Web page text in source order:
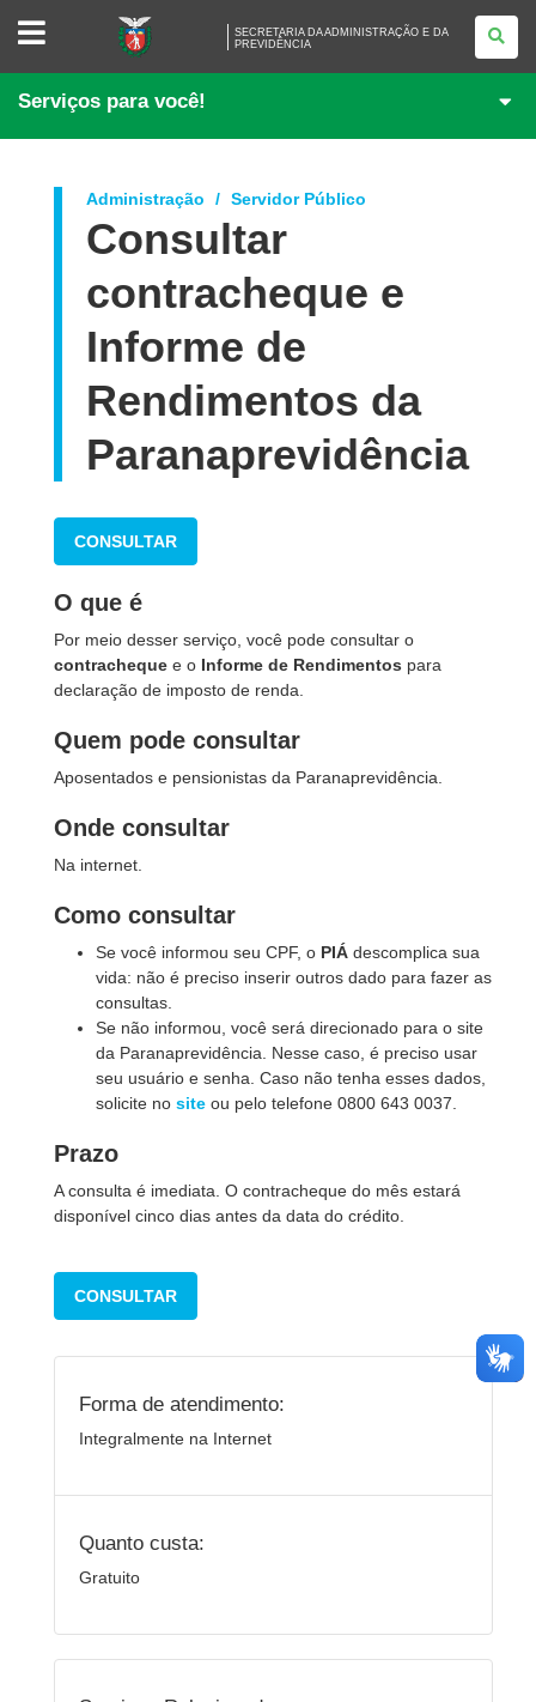
SECRETARIA
ADMINISTRAÇÃO
E
DA
PREVIDÊNCIA
SECRETARIA DA ADMINISTRAÇÃO E DA
PREVIDÊNCIA
Serviços para você!
Administração Servidor Público
Consultar
contracheque e
Informe de
Rendimentos da
Paranaprevidência
CONSULTAR
O que é
Por meio desser serviço, você pode consultar o
contracheque e o Informe de Rendimentos para
declaração de imposto de renda.
Quem pode consultar
Aposentados e pensionistas da Paranaprevidência.
Onde consultar
Na internet.
Como consultar
Se você informou seu CPF, o PIÁ descomplica sua
vida: não é preciso inserir outros dado para fazer as
consultas.
Se não informou, você será direcionado para o site
da Paranaprevidência. Nesse caso, é preciso usar
seu usuário e senha. Caso não tenha esses dados,
solicite no site ou pelo telefone 0800 643 0037.
Prazo
A consulta é imediata. O contracheque do mês estará
disponível cinco dias antes da data do crédito.
CONSULTAR
Forma de atendimento:
Integralmente na Internet
Quanto custa:
Gratuito